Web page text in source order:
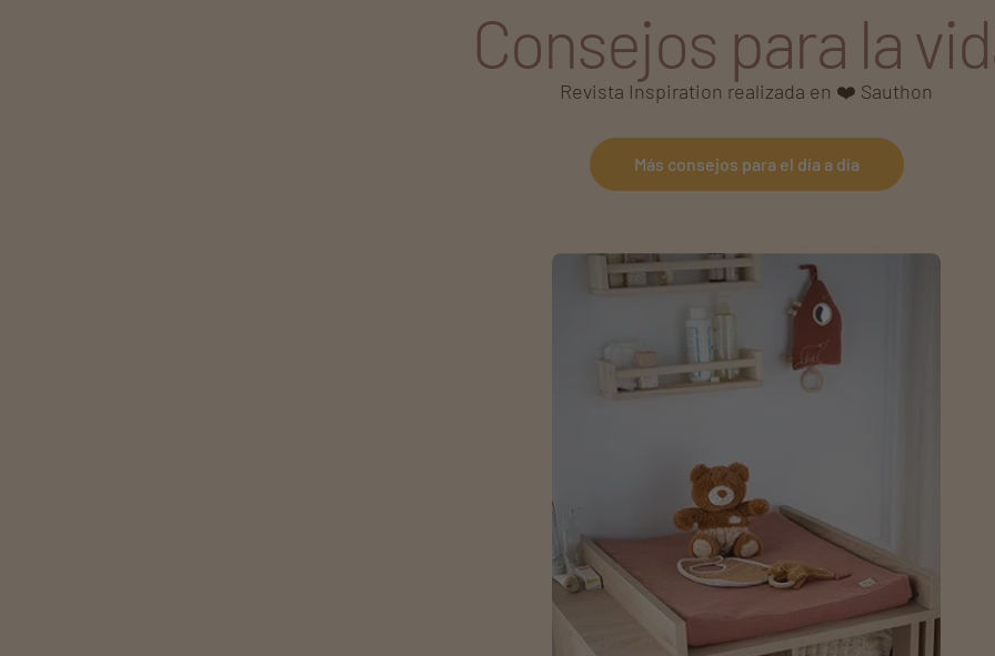
Consejos para la
Revista Inspiration realizada en ❤️ Sauthon
Más consejos para el día a día